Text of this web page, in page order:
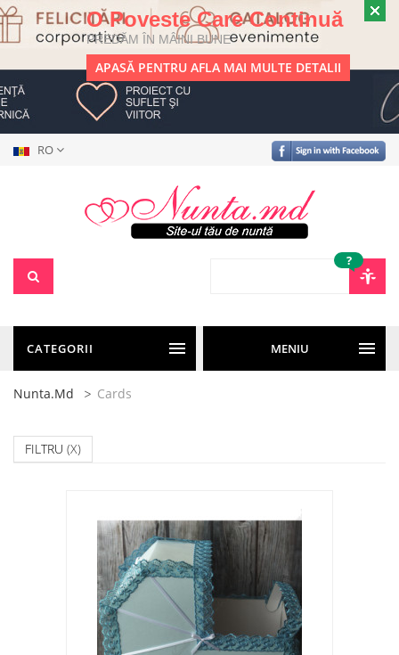
O Poveste Care Continuă
PREDĂM ÎN MÂINI BUNE
APASĂ PENTRU AFLA MAI MULTE DETALII
RO
?
CATEGORII MENIU
Nunta.md Cards
FILTRU (X)